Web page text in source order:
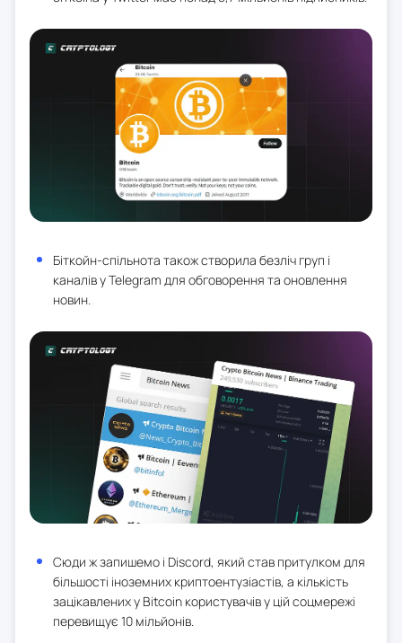
Біткойн-спільнота також створила безліч груп і
каналів у Telegram для обговорення та оновлення
новин.
Сюди ж запишемо і Discord, який став притулком для
більшості іноземних криптоентузіастів, а кількість
зацікавлених у Bitcoin користувачів у цій соцмережі
перевищує 10 мільйонів.